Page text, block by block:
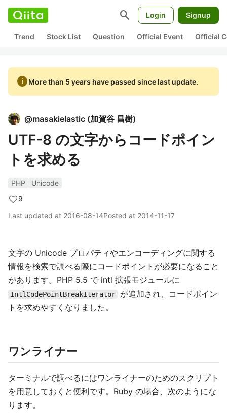
search Login Signup
Trend Stock List Question Official Event Official
infoMore than 5 years have passed since last update.
@masakielastic (加賀谷 昌樹)
UTF-8 の文字からコードポイン
トを求める
PHP
Unicode
9
Last updated at 2016-08-14Posted at 2014-11-17
文字の Unicode プロパティやエンコーディングに関する
情報を検索で調べる際にコードポイントが必要になること
があります。PHP 5.5 で intl 拡張モジュールに
IntlCodePointBreakIterator
が追加され、コードポイン
トを求めやすくなりました。
ワンライナー
ターミナルで調べるにはワンライナーのためのスクリプト
を用意しておくと便利です。Ruby の場合、次のようにな
ります。